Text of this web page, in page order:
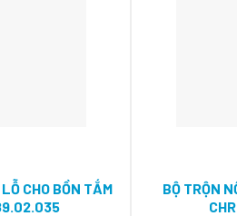
CHO BỒN TẮM
BỘ TRỘN